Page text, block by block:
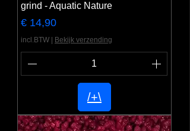
grind - Aquatic Nature
Prijs
€ 14,90
incl.BTW Bekijk verzending
/+\